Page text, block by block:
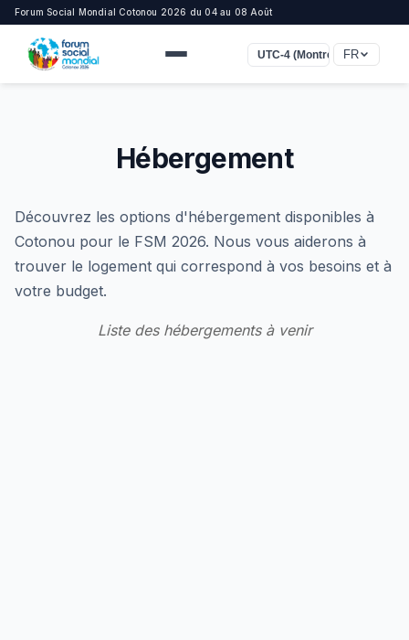
Forum Social Mondial Cotonou 2026 du 04 au 08 Août
UTC-4 (Montréal, New York)
FR
Hébergement
Découvrez les options d'hébergement disponibles à
Cotonou pour le FSM 2026. Nous vous aiderons à
trouver le logement qui correspond à vos besoins et à
votre budget.
Liste des hébergements à venir